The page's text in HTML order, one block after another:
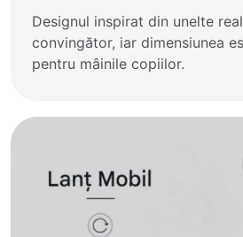
Designul inspirat din unelte
convingător, iar dimensiunea
pentru mâinile copiilor.